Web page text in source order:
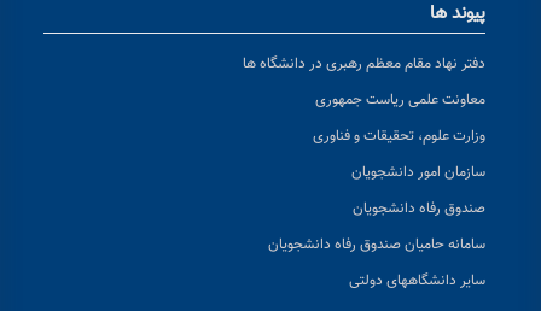
پیوند ها
دفتر نهاد مقام معظم رهبری در دانشگاه ها
معاونت علمی ریاست جمهوری
وزارت علوم، تحقیقات و فناوری
سازمان امور دانشجویان
صندوق رفاه دانشجویان
سامانه حامیان صندوق رفاه دانشجویان
سایر دانشگاههای دولتی